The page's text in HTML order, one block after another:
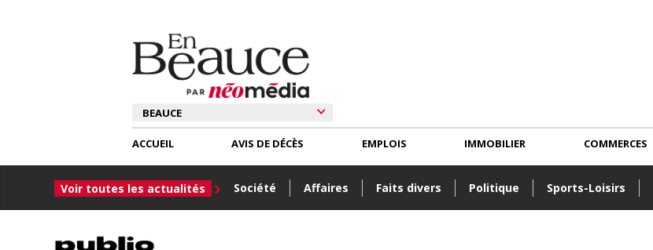
ACCUEIL
Voir toutes les actualités Société Affaires Faits divers Politique Sports-Loisirs
AVIS DE DÉCÈS EMPLOIS IMMOBILIER COMMERCES